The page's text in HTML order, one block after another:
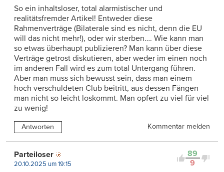
So ein inhaltsloser, total alarmistischer und
realitätsfremder Artikel! Entweder diese
Rahmenverträge (Bilaterale sind es nicht, denn die EU
will das nicht mehr!), oder wir sterben…. Wie kann man
so etwas überhaupt publizieren? Man kann über diese
Verträge getrost diskutieren, aber weder im einen noch
im anderen Fall wird es zum total Untergang führen.
Aber man muss sich bewusst sein, dass man einem
hoch verschuldeten Club beitritt, aus dessen Fängen
man nicht so leicht loskommt. Man opfert zu viel für viel
zu wenig!
Antworten Kommentar melden
89
9
Parteiloser
20.10.2025 um 19:15